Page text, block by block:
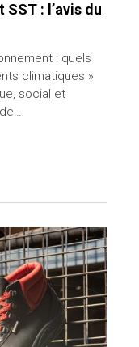
: l’avis du
: quels
climatiques »
social et